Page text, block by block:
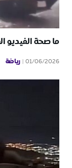
ما صحة
01/06/2026 رياضة